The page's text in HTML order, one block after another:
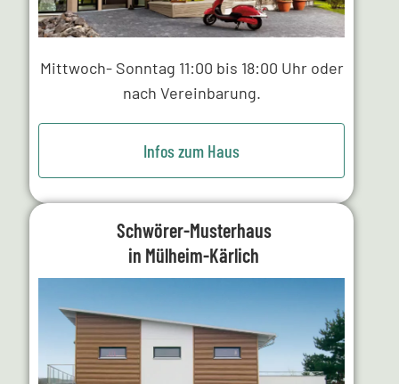
Mittwoch- Sonntag 11:00 bis 18:00 Uhr oder
nach Vereinbarung.
Infos zum Haus
Schwörer-Musterhaus
in Mülheim-Kärlich